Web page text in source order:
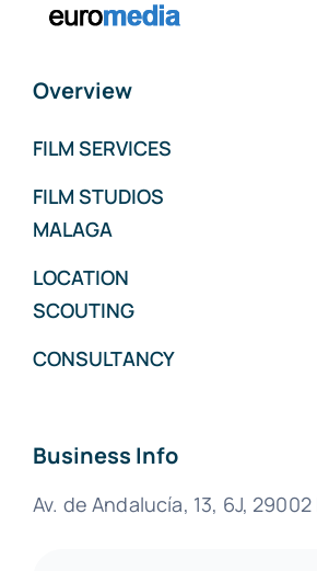
Overview
FILM SERVICES
FILM STUDIOS
MALAGA
LOCATION
SCOUTING
CONSULTANCY
Business Info
Av. de Andalucía, 13, 6J,